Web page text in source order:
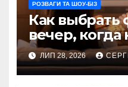
РОЗВАГИ ТА ШОУ-БІЗ
Как выбрать
вечер, когда
хочется
ЛИП 28, 2026